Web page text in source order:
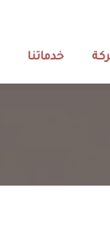
خدماتنا